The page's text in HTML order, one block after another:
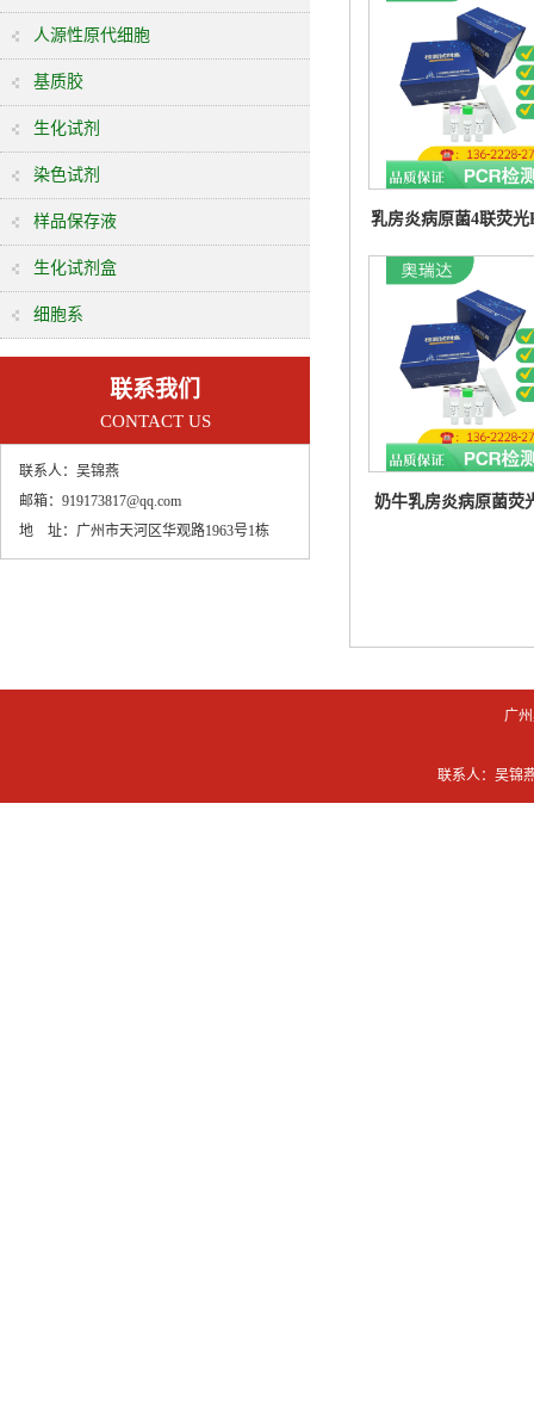
人源性原代细胞
基质胶
生化试剂
染色试剂
样品保存液
生化试剂盒
细胞系
联系我们
CONTACT US
联系人： 吴锦燕
邮箱： 919173817@qq.com
地 址： 广州市天河区华观路1963号1栋
乳房炎病原菌4联荧光
测试剂盒
奶牛乳房炎病原菌荧
广
联系人：吴锦